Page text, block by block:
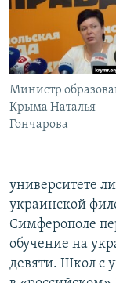
Министр
Крыма Наталья
Гончарова
университете
украинской
Симферополе
обучение на
девяти. Школ с